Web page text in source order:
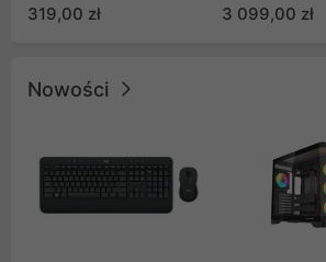
Push Pull (2szt)
319,00 zł
GB2050S)
3 099,00 zł
Nowości